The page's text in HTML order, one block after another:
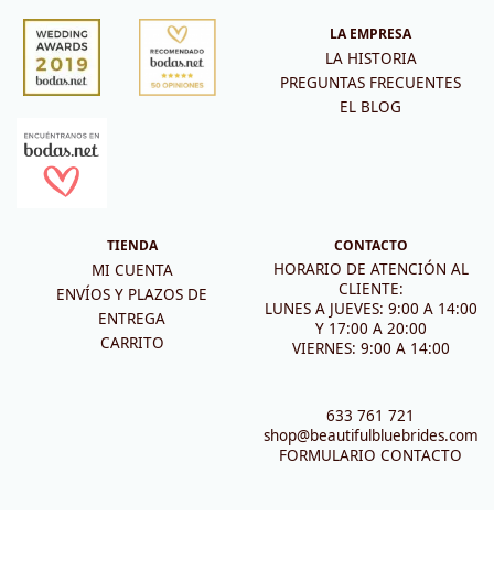
LA EMPRESA
LA HISTORIA
PREGUNTAS FRECUENTES
EL BLOG
TIENDA
MI CUENTA
ENVÍOS Y PLAZOS DE
ENTREGA
CARRITO
CONTACTO
HORARIO DE ATENCIÓN AL
CLIENTE:
LUNES A JUEVES: 9:00 A 14:00
Y 17:00 A 20:00
VIERNES: 9:00 A 14:00
633 761 721
shop@beautifulbluebrides.com
FORMULARIO CONTACTO